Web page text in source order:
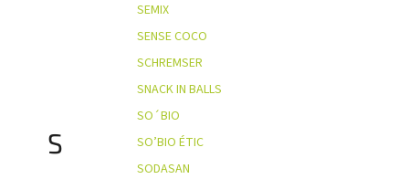
S
SEMIX
SENSE COCO
SCHREMSER
SNACK IN BALLS
SO´BIO
SO’BIO ÉTIC
SODASAN